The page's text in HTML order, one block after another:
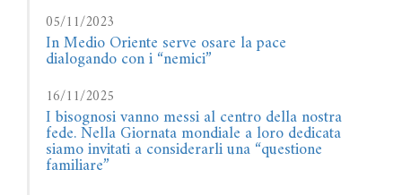
05/11/2023
In Medio Oriente serve osare la pace
dialogando con i “nemici”
16/11/2025
I bisognosi vanno messi al centro della nostra
fede. Nella Giornata mondiale a loro dedicata
siamo invitati a considerarli una “questione
familiare”